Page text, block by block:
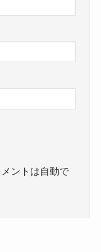
ントは自動で